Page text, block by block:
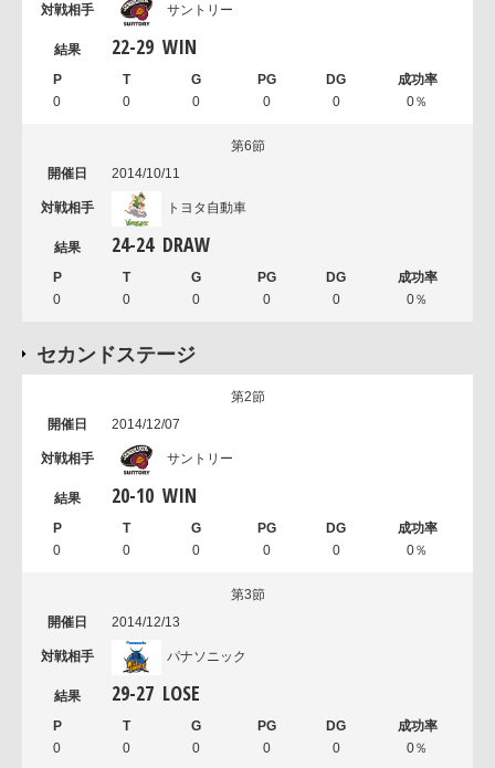
サントリー
22-29 WIN
0 0 0 0 0 0％
第6節
2014/10/11
トヨタ自動車
24-24 DRAW
0 0 0 0 0 0％
セカンドステージ
第2節
2014/12/07
サントリー
20-10 WIN
0 0 0 0 0 0％
第3節
2014/12/13
パナソニック
29-27 LOSE
0 0 0 0 0 0％